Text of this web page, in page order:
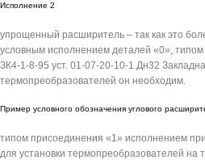
Исполнение 2
упрощенный расширитель – так как это
условным исполнением деталей «0»,
ЗК4-1-8-95 уст. 01-07-20-10-1 Дн32
термопреобразователей он необходим.
Пример условного обозначения углового
типом присоединения «1» исполнением
для установки термопреобразователей на